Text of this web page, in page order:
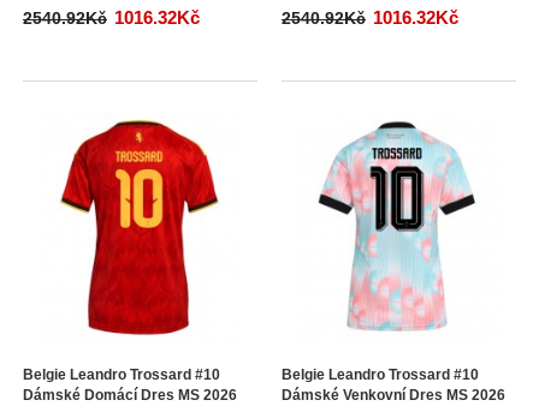
2540.92Kč 1016.32Kč 2540.92Kč 1016.32Kč
Belgie Leandro Trossard #10
Dámské Domácí Dres MS 2026
Belgie Leandro Trossard #10
Dámské Venkovní Dres MS 2026